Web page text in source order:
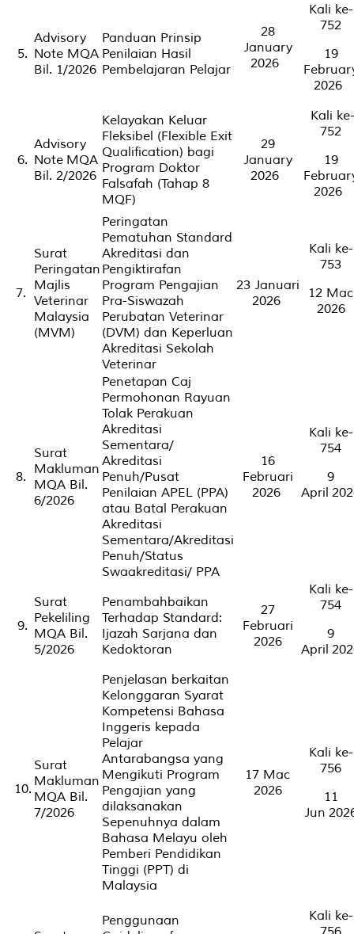
5.
Advisory
Note MQA
Bil. 1/2026
Panduan Prinsip
Penilaian Hasil
Pembelajaran Pelajar
28
January
2026
Kali ke-
752
19
2026
6.
Advisory
Note MQA
Bil. 2/2026
Kelayakan Keluar
Fleksibel (Flexible Exit
Qualification) bagi
Program Doktor
Falsafah (Tahap 8
MQF)
29
January
2026
Kali ke-
752
19
2026
7.
Surat
Peringatan
Majlis
Veterinar
Malaysia
(MVM)
Peringatan
Pematuhan Standard
Akreditasi dan
Pengiktirafan
Program Pengajian
Pra-Siswazah
Perubatan Veterinar
(DVM) dan Keperluan
Akreditasi Sekolah
Veterinar
23 Januari
2026
Kali ke-
753
12 Mac
2026
8.
Surat
Makluman
MQA Bil.
6/2026
Penetapan Caj
Permohonan Rayuan
Tolak Perakuan
Akreditasi
Sementara/
Akreditasi
Penuh/Pusat
Penilaian APEL (PPA)
atau Batal Perakuan
Akreditasi
Sementara/Akreditasi
Penuh/Status
Swaakreditasi/ PPA
16
Februari
2026
Kali ke-
754
9
April
9.
Surat
Pekeliling
MQA Bil.
5/2026
Penambahbaikan
Terhadap Standard:
Ijazah Sarjana dan
Kedoktoran
27
Februari
2026
Kali ke-
754
9
April
10.
Surat
Makluman
MQA Bil.
7/2026
Penjelasan berkaitan
Kelonggaran Syarat
Kompetensi Bahasa
Inggeris kepada
Pelajar
Antarabangsa yang
Mengikuti Program
Pengajian yang
dilaksanakan
Sepenuhnya dalam
Bahasa Melayu oleh
Pemberi Pendidikan
Tinggi (PPT) di
Malaysia
17 Mac
2026
Kali ke-
756
11
Jun
Penggunaan
Kali ke-